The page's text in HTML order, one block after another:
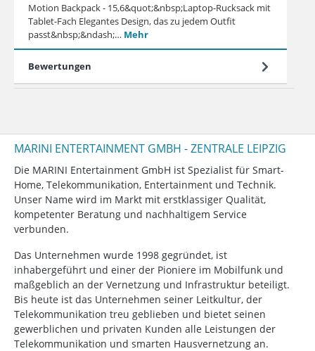
Motion Backpack - 15,6&quot;&nbsp;Laptop-Rucksack mit
Tablet-Fach Elegantes Design, das zu jedem Outfit
passt&nbsp;&ndash;… Mehr
Bewertungen
MARINI ENTERTAINMENT GMBH - ZENTRALE LEIPZIG
Die MARINI Entertainment GmbH ist Spezialist für Smart-
Home, Telekommunikation, Entertainment und Technik.
Unser Name wird im Markt mit erstklassiger Qualität,
kompetenter Beratung und nachhaltigem Service
verbunden.
Das Unternehmen wurde 1998 gegründet, ist
inhabergeführt und einer der Pioniere im Mobilfunk und
maßgeblich an der Vernetzung und Infrastruktur beteiligt.
Bis heute ist das Unternehmen seiner Leitkultur, der
Telekommunikation treu geblieben und bietet seinen
gewerblichen und privaten Kunden alle Leistungen der
Telekommunikation und smarten Hausvernetzung an.